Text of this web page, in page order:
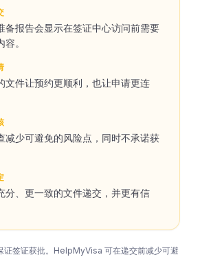
备报告会显示在签证中心访问前需要
。
文件让预约更顺利，也让申请更连
减少可避免的风险点，同时不承诺获
分、更一致的文件递交，并更有信
证签证获批。HelpMyVisa 可在递交前减少可避